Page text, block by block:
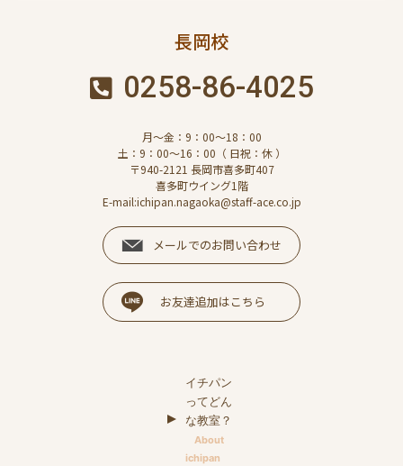
長岡校
0258-86-4025
月～金：9：00～18：00
土：9：00～16：00（ 日祝：休 ）
〒940-2121 長岡市喜多町407
喜多町ウイング1階
E-mail:ichipan.nagaoka@staff-ace.co.jp
メールでのお問い合わせ
お友達追加はこちら
イチパン
ってどん
な教室？
About
ichipan